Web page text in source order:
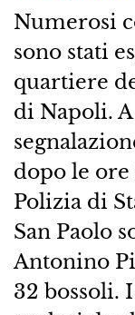
Numerosi
sono stati
quartiere
di Napoli.
dopo le
Polizia di
San Paolo
Antonino
32 bossoli.